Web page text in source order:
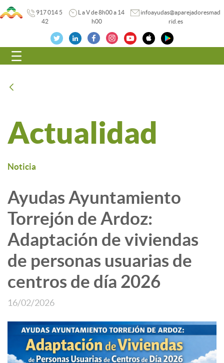
917 014 5
42
L a V de 8h00 a 14
h00
infoayudas@aparejadoresmad
rid.es
Navegación
Actualidad
Noticia
Ayudas Ayuntamiento
Torrejón de Ardoz:
Adaptación de viviendas
de personas usuarias de
centros de día 2026
16/02/2026